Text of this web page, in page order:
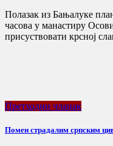
Полазак из Бањалуке
часова у манастиру
присуствовати крсној
Претходни чланак
Помен страдалим српским